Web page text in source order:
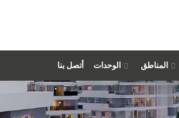
المناطق الوحدات أتصل بنا